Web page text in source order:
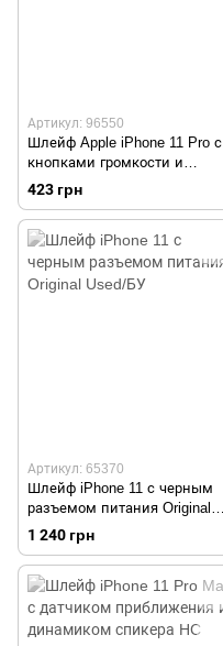
Артикул: 96550
Шлейф Apple iPhone 11 Pro с
кнопками громкости и
беспроводной зарядкой
Original
423 грн
Артикул: 65370
Шлейф iPhone 11 с черным
разъемом питания Original
Used/БУ
1 240 грн